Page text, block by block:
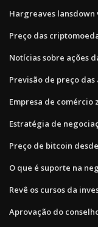
Hargreaves lansdown
Preço das
Notícias sobre ações
Previsão de preço das
Empresa de comércio
Estratégia de
Preço de bitcoin
O que é suporte na
Revê os cursos da
Aprovação do